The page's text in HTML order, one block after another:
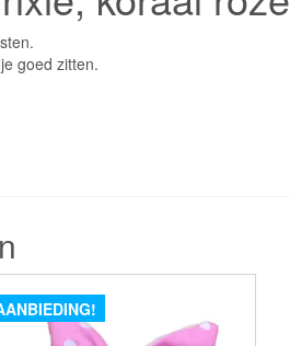
goed zitten.